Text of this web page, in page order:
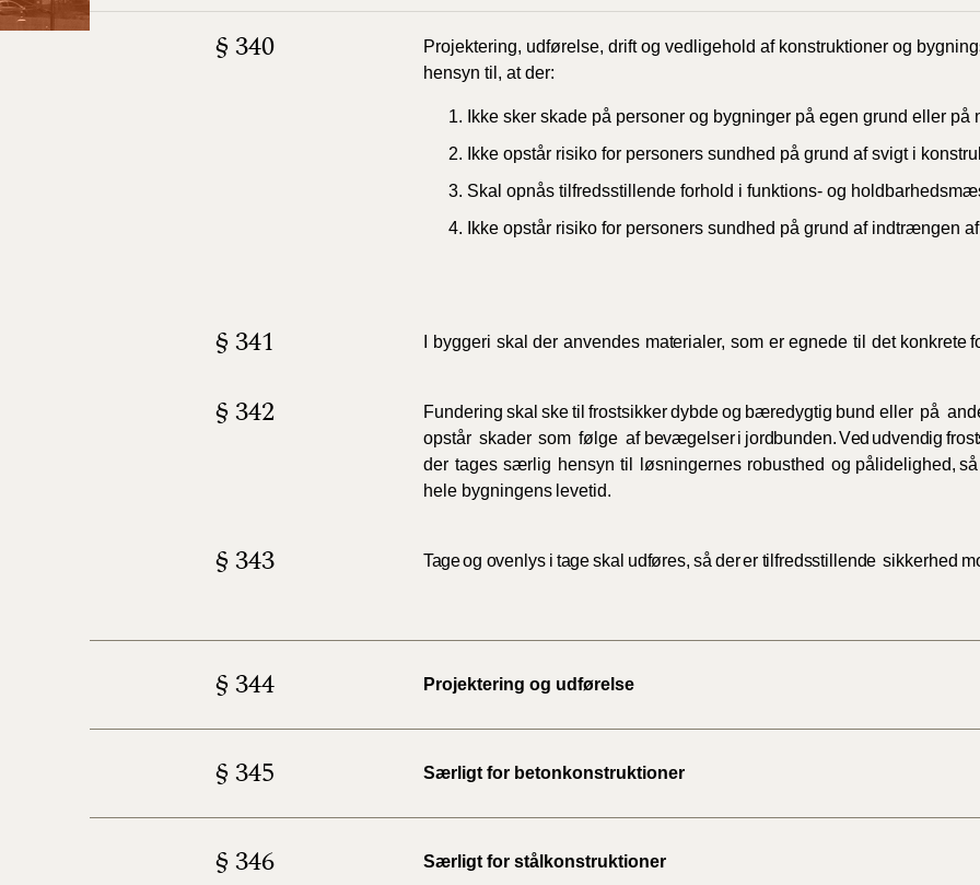
2024)
2023)
2022)
BR18
2022)
BR18
2021)
2020)
2020)
BR18
§ 340 Projektering, udførelse, drift og vedligehold af konstruktioner og
hensyn til, at der:
Ikke sker skade på personer og bygninger på egen grund eller på
Ikke opstår risiko for personers sundhed på grund af svigt i
Skal opnås tilfredsstillende forhold i funktions- og
Ikke opstår risiko for personers sundhed på grund af indtrængen
§ 341 byggeri skal der anvendes materialer, som er egnede til det konkrete
§ 342 Fundering skal sketil frostsikkerdybdeog bæredygtig bund eller på
opstår skader som følge af bevægelser i jordbunden.Ved udvendig
der tages særlig hensyn til løsningernes robusthed og pålidelighed, så
hele bygningens levetid.
§ 343 Tageog ovenlys i tageskal udføres, så derer tilfredsstillende sikkerhed
§ 344 Projektering og udførelse
§ 345 Særligt for betonkonstruktioner
§ 346 Særligt for stålkonstruktioner